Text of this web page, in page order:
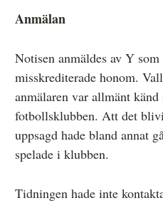
Anmälan
Notisen anmäldes av Y som
misskrediterade honom.
anmälaren var allmänt
fotbollsklubben. Att det
uppsagd hade bland annat
spelade i klubben.
Tidningen hade inte